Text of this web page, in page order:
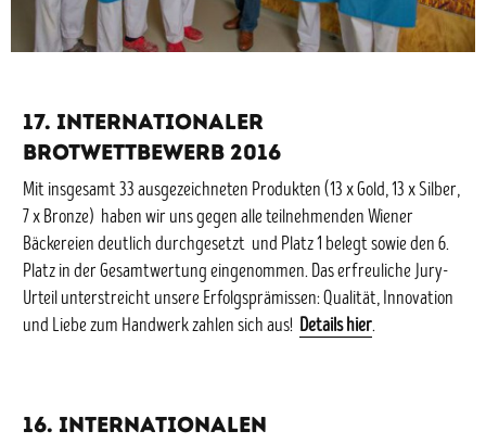
17. Internationaler
Brotwettbewerb 2016
Mit insgesamt 33 ausgezeichneten Produkten (13 x Gold, 13 x Silber,
7 x Bronze) haben wir uns gegen alle teilnehmenden Wiener
Bäckereien deutlich durchgesetzt und Platz 1 belegt sowie den 6.
Platz in der Gesamtwertung eingenommen. Das erfreuliche Jury-
Urteil unterstreicht unsere Erfolgsprämissen: Qualität, Innovation
und Liebe zum Handwerk zahlen sich aus! Details hier.
16. Internationalen